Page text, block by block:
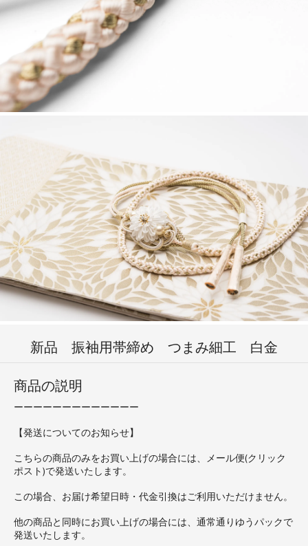
新品 振袖用帯締め つまみ細工 白金
商品の説明
ーーーーーーーーーーーーー
【発送についてのお知らせ】
こちらの商品のみをお買い上げの場合には、メール便(クリック
ポスト)で発送いたします。
この場合、お届け希望日時・代金引換はご利用いただけません。
他の商品と同時にお買い上げの場合には、通常通りゆうパックで
発送いたします。